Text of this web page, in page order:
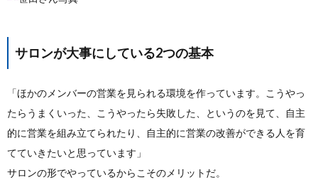
サロンが大事にしている2つの基本
「ほかのメンバーの営業を見られる環境を作っています。こうやっ
たらうまくいった、こうやったら失敗した、というのを見て、自主
的に営業を組み立てられたり、自主的に営業の改善ができる人を育
てていきたいと思っています」
サロンの形でやっているからこそのメリットだ。